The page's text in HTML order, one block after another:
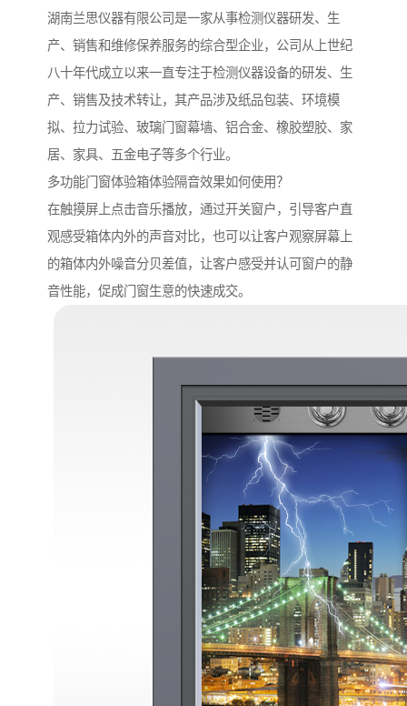
湖南兰思仪器有限公司是一家从事检测仪器研发、生
产、销售和维修保养服务的综合型企业，公司从上世纪
八十年代成立以来一直专注于检测仪器设备的研发、生
产、销售及技术转让，其产品涉及纸品包装、环境模
拟、拉力试验、玻璃门窗幕墙、铝合金、橡胶塑胶、家
居、家具、五金电子等多个行业。
多功能门窗体验箱体验隔音效果如何使用？
在触摸屏上点击音乐播放，通过开关窗户，引导客户直
观感受箱体内外的声音对比，也可以让客户观察屏幕上
的箱体内外噪音分贝差值，让客户感受并认可窗户的静
音性能，促成门窗生意的快速成交。